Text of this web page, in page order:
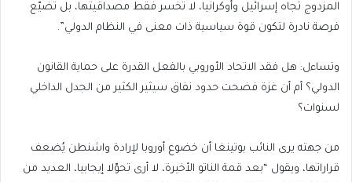
المزدوج تجاه إسرائيل وأوكرانيا، لا تخسر فقط مصداقيتها، بل تضيّع
فرصة نادرة لتكون قوة سياسية ذات معنى في النظام الدولي”.
وتساءل: هل فقد الاتحاد الأوروبي بالفعل القدرة على حماية القانون
الدولي؟ أم أن غزة فضحت حدود نفاق سيثير الكثير من الجدل الداخلي
لسنوات؟
من جهته يرى النائب بوتينغا أن خضوع أوروبا لإرادة واشنطن يُضعف
قراراتها، ويقول “بعد قمة الناتو الأخيرة، لا أرى تحوّلا إيجابيا، العديد من